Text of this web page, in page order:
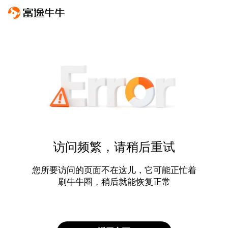
访问频繁，请稍后重试
您所要访问的页面不在这儿，它可能正忙着
刷牛牛圈，稍后就能恢复正常